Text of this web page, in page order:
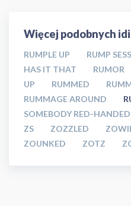
Więcej podobnych
RUMPLE UP RUMP
HAS IT THAT
RUMOR
UP
RUMMED
RUMMAGE AROUND
SOMEBODY RED-HANDED
ZS
ZOZZLED
ZOUNKED
ZOTZ